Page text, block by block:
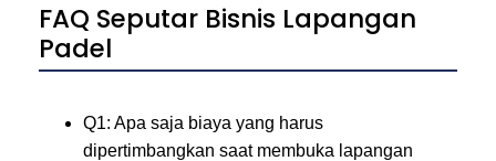
FAQ Seputar Bisnis Lapangan
Padel
Q1: Apa saja biaya yang harus
dipertimbangkan saat membuka lapangan